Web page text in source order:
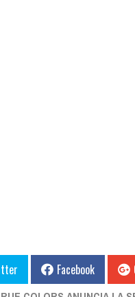
Facebook